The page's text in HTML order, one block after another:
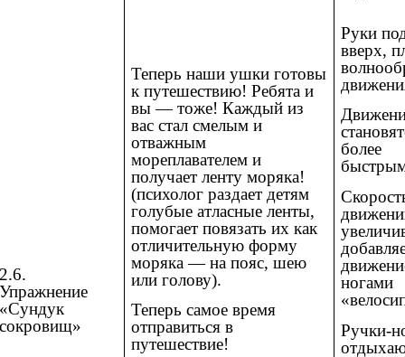
2.6.
Упражнение
«Сундук
сокровищ»
Теперь наши ушки готовы
к путешествию! Ребята и
вы — тоже! Каждый из
вас стал смелым и
отважным
мореплавателем и
получает ленту моряка!
(психолог раздает детям
голубые атласные ленты,
помогает повязать их как
отличительную форму
моряка — на пояс, шею
или голову).
Теперь самое время
отправиться в
путешествие!
Руки
вверх,
более
ногами
Ручки-